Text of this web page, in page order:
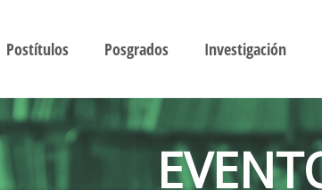
Postítulos Posgrados Investigación